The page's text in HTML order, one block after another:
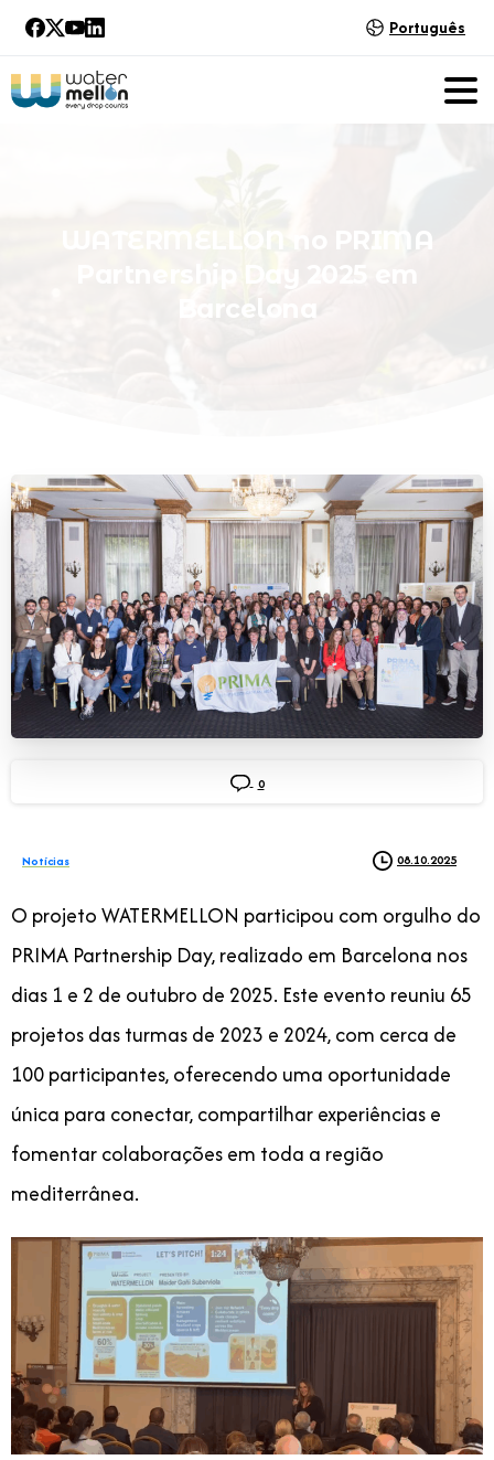
Português
WATERMELLON
PRIMA
Day
Barcelona
0
Notícias 08.10.2025
O projeto WATERMELLON participou com orgulho do
PRIMA Partnership Day, realizado em Barcelona nos
dias 1 e 2 de outubro de 2025. Este evento reuniu 65
projetos das turmas de 2023 e 2024, com cerca de
100 participantes, oferecendo uma oportunidade
única para conectar, compartilhar experiências e
fomentar colaborações em toda a região
mediterrânea.